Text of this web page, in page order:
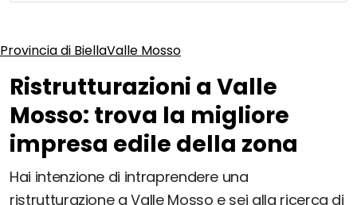
Provincia di BiellaValle Mosso
Ristrutturazioni a Valle
Mosso: trova la migliore
impresa edile della zona
Hai intenzione di intraprendere una
ristrutturazione a Valle Mosso e sei alla ricerca di